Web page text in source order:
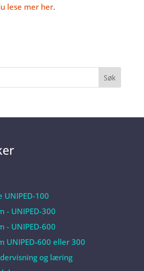
lese mer her.
UNIPED-100
- UNIPED-300
- UNIPED-600
UNIPED-600 eller 300
og læring